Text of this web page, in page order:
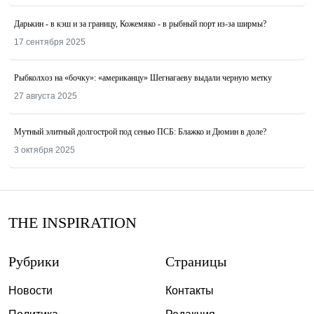
Дарькин - в кэш и за границу, Кожемяко - в рыбный порт из-за ширмы?
17 сентября 2025
Рыбколхоз на «бочку»: «американцу» Шегнагаеву выдали черную метку
27 августа 2025
Мутный элитный долгострой под сенью ПСБ: Блажко и Дюмин в доле?
3 октября 2025
THE INSPIRATION
Рубрики
Новости
Страницы
Контакты